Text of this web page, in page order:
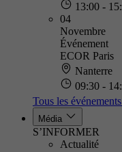
13:00 -
04
Novembre
Événement
ECOR Paris
Nanterre
09:30 -
Tous les événements
Média
S’INFORMER
Actualité